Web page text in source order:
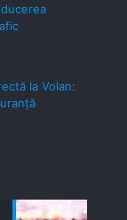
la Volan: